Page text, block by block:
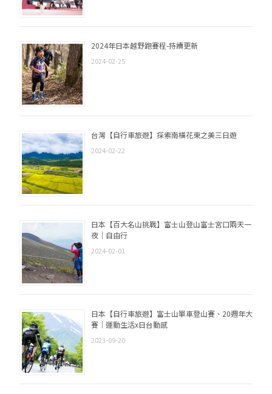
2024年日本越野跑賽程-持續更新
2024-02-25
台灣【自行車旅遊】探索南橫花東之美三日遊
2024-02-22
日本【百大名山挑戰】富士山登山富士宮口兩天一
夜｜自由行
2024-02-01
日本【自行車旅遊】富士山單車登山賽、20週年大
賽｜運動生活x日台動感
2023-09-20